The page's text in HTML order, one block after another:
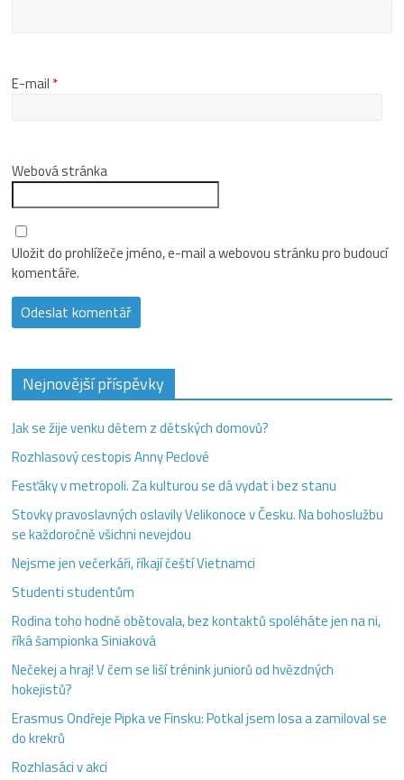
E-mail *
Webová stránka
Uložit do prohlížeče jméno, e-mail a webovou stránku pro budoucí
komentáře.
Nejnovější příspěvky
Jak se žije venku dětem z dětských domovů?
Rozhlasový cestopis Anny Peclové
Fesťáky v metropoli. Za kulturou se dá vydat i bez stanu
Stovky pravoslavných oslavily Velikonoce v Česku. Na bohoslužbu
se každoročně všichni nevejdou
Nejsme jen večerkáři, říkají čeští Vietnamci
Studenti studentům
Rodina toho hodně obětovala, bez kontaktů spoléháte jen na ni,
říká šampionka Siniaková
Nečekej a hraj! V čem se liší trénink juniorů od hvězdných
hokejistů?
Erasmus Ondřeje Pipka ve Finsku: Potkal jsem losa a zamiloval se
do krekrů
Rozhlasáci v akci